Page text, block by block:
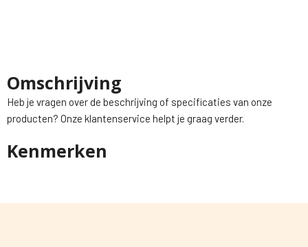
Omschrijving
Heb je vragen over de beschrijving of specificaties van onze
producten? Onze klantenservice helpt je graag verder.
Kenmerken